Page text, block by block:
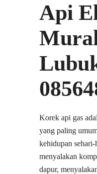
Api
Korek api gas
yang paling
kehidupan
menyalakan
dapur,